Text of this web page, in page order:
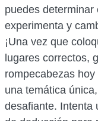
puedes
experimenta y
¡Una vez que
lugares correctos,
rompecabezas
una temática
desafiante. Intenta